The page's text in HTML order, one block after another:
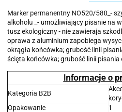
Marker permanentny NO520/580_-
alkoholu _- umożliwiający pisanie na
tusz ekologiczny - nie zawieraja
oprawa z aluminium zapobiega
okrągła końcówka; grubość linii
ścięta końcówka; grubość linii pisania
Informacje o
Kategoria B2B
Opakowanie
1